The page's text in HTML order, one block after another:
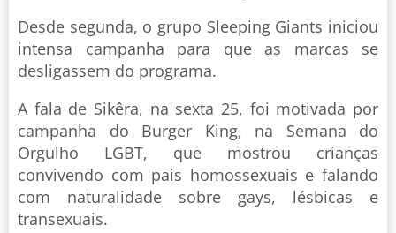
Desde segunda, o grupo Sleeping Giants iniciou
intensa campanha para que as marcas se
desligassem do programa.
A fala de Sikêra, na sexta 25, foi motivada por
campanha do Burger King, na Semana do
Orgulho LGBT, que mostrou crianças
convivendo com pais homossexuais e falando
com naturalidade sobre gays, lésbicas e
transexuais.